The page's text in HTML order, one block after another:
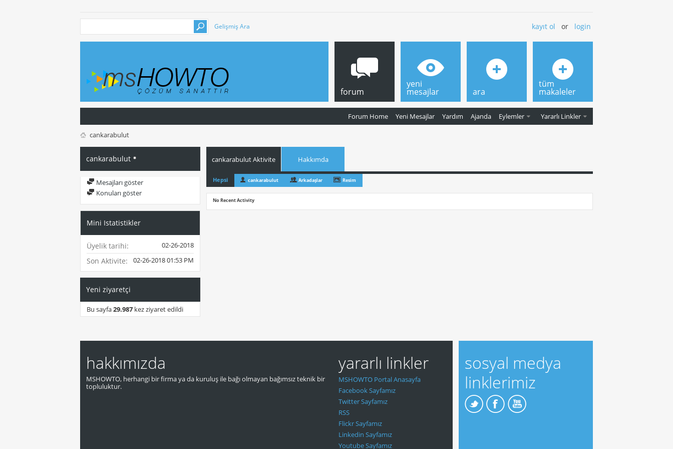
Gelişmiş Ara kayıt ol or login
forum
Forum Home Yeni Mesajlar Yardım Ajanda Eylemler Yararlı Linkler
yeni
mesajlar ara
tüm
makaleler
cankarabulut
cankarabulut
Mesajları göster
Konuları göster
Mini Istatistikler
Üyelik tarihi 02-26-2018
Son Aktivite 02-26-201801:53 PM
Yeni ziyaretçi
Bu sayfa29.987 kez ziyaret edildi
cankarabulut Aktivite Hakkımda
Hepsi cankarabulut Arkadaşlar Resim
No Recent Activity
hakkımızda
MSHOWTO, herhangi bir firma ya da kuruluş ile bağı olmayan bağımsız teknik bir
topluluktur.
yararlı linkler
MSHOWTO Portal Anasayfa
Facebook Sayfamız
Twitter Sayfamız
RSS
Flickr Sayfamız
Linkedin Sayfamız
Youtube Sayfamız
sosyal medya
linklerimiz